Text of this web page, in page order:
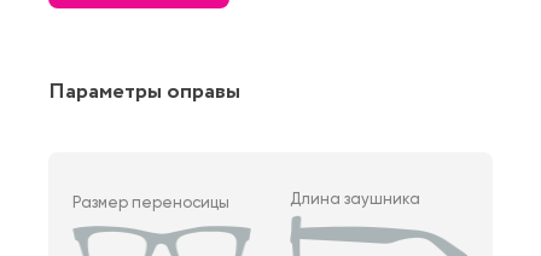
Параметры оправы
Размер переносицы Длина заушника